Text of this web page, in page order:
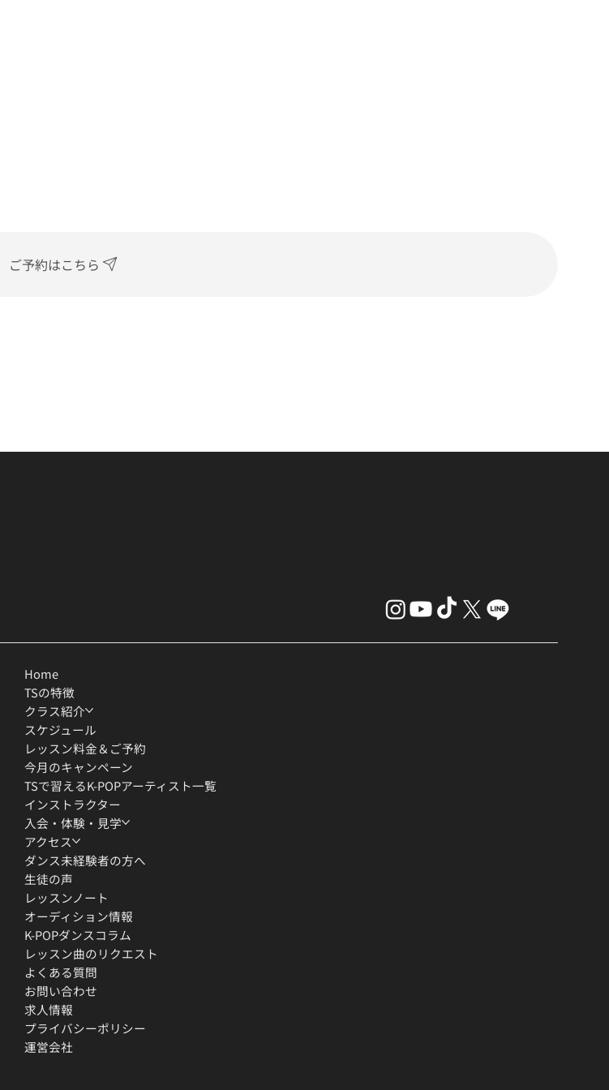
ご予約はこちら
Home
TSの特徴
クラス紹介
スケジュール
レッスン料金＆ご予約
今月のキャンペーン
TSで習えるK-POPアーティスト一覧
インストラクター
入会・体験・見学
アクセス
ダンス未経験者の方へ
生徒の声
レッスンノート
オーディション情報
K-POPダンスコラム
レッスン曲のリクエスト
よくある質問
お問い合わせ
求人情報
プライバシーポリシー
運営会社